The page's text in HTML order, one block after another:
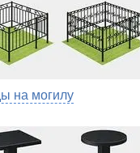
на могилу